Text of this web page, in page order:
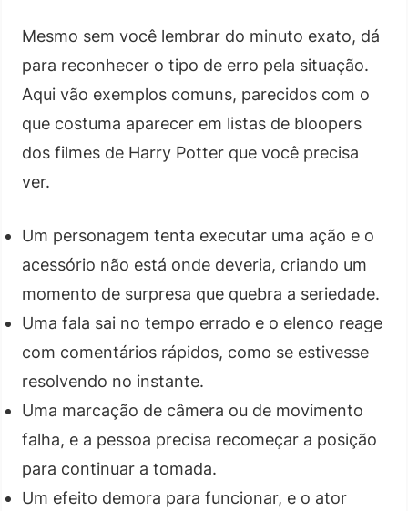
Mesmo sem você lembrar do minuto exato, dá
para reconhecer o tipo de erro pela situação.
Aqui vão exemplos comuns, parecidos com o
que costuma aparecer em listas de bloopers
dos filmes de Harry Potter que você precisa
ver.
Um personagem tenta executar uma ação e o
acessório não está onde deveria, criando um
momento de surpresa que quebra a seriedade.
Uma fala sai no tempo errado e o elenco reage
com comentários rápidos, como se estivesse
resolvendo no instante.
Uma marcação de câmera ou de movimento
falha, e a pessoa precisa recomeçar a posição
para continuar a tomada.
Um efeito demora para funcionar, e o ator